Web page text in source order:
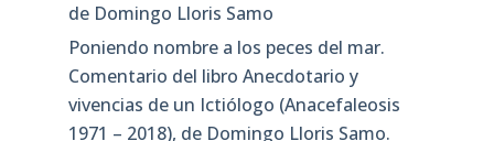
de Domingo Lloris Samo
Poniendo nombre a los peces del mar.
Comentario del libro Anecdotario y
vivencias de un Ictiólogo (Anacefaleosis
1971 – 2018), de Domingo Lloris Samo.